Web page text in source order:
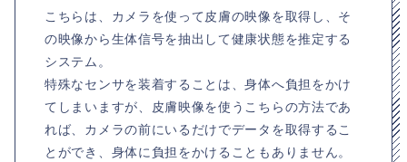
こちらは、カメラを使って皮膚の映像を取得し、そ
の映像から生体信号を抽出して健康状態を推定する
システム。
特殊なセンサを装着することは、身体へ負担をかけ
てしまいますが、皮膚映像を使うこちらの方法であ
れば、カメラの前にいるだけでデータを取得するこ
とができ、身体に負担をかけることもありません。